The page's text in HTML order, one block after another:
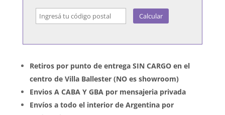
Calcular
Retiros por punto de entrega SIN CARGO en el
centro de Villa Ballester (NO es showroom)
Envios A CABA Y GBA por mensajeria privada
Envíos a todo el interior de Argentina por